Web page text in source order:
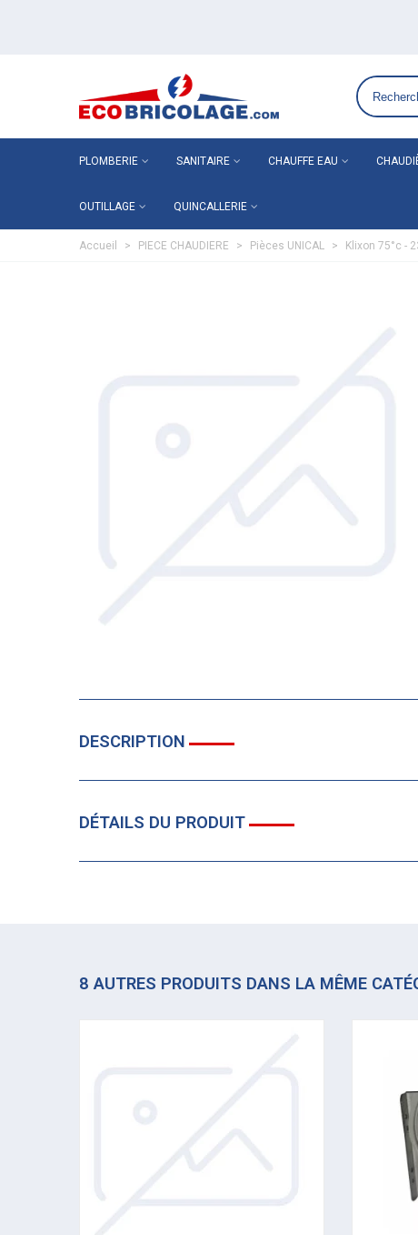
PLOMBERIE SANITAIRE CHAUFFE EAU
OUTILLAGE QUINCALLERIE
Accueil > PIECE CHAUDIERE > Pièces UNICAL > Klixon 75°c -
DESCRIPTION
DÉTAILS DU PRODUIT
8 AUTRES PRODUITS DANS LA MÊME